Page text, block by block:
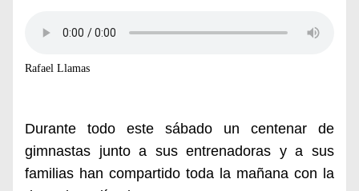
Rafael Llamas
Durante todo este sábado un centenar de
gimnastas junto a sus entrenadoras y a sus
familias han compartido toda la mañana con la